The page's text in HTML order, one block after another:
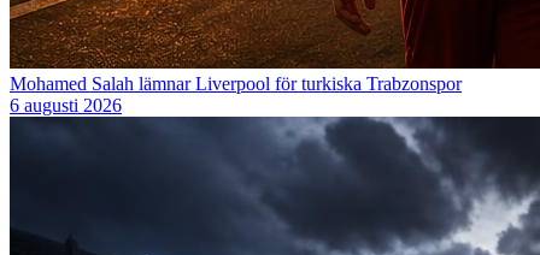
Mohamed Salah lämnar Liverpool för turkiska Trabzonspor
6 augusti 2026